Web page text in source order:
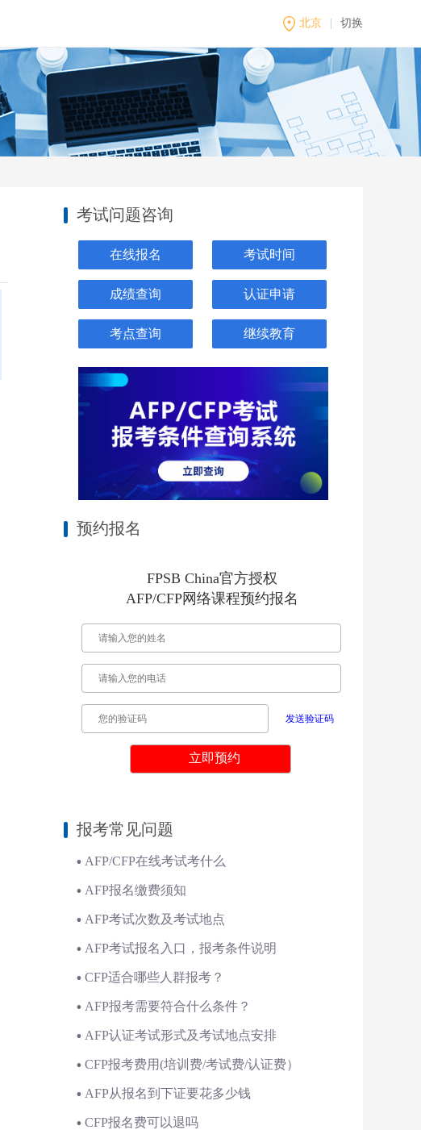
北京 切换
考试问题咨询
在线报名 考试时间
成绩查询 认证申请
考点查询 继续教育
预约报名
FPSB China官方授权
AFP/CFP网络课程预约报名
报考常见问题
AFP/CFP在线考试考什么
AFP报名缴费须知
AFP考试次数及考试地点
AFP考试报名入口，报考条件说明
CFP适合哪些人群报考？
AFP报考需要符合什么条件？
AFP认证考试形式及考试地点安排
CFP报考费用(培训费/考试费/认证费）
AFP从报名到下证要花多少钱
CFP报名费可以退吗